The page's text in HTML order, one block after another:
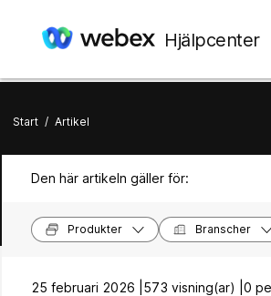
Hjälpcenter
Start / Artikel
Den här artikeln gäller för:
Produkter Branscher
25 februari 2026 | 573 visning(ar) | 0